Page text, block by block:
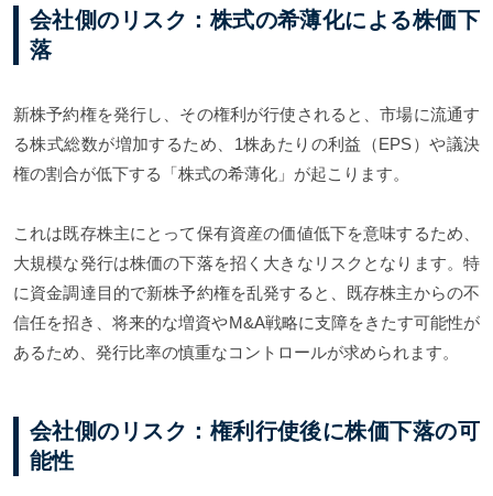
会社側のリスク：株式の希薄化による株価下
落
新株予約権を発行し、その権利が行使されると、市場に流通す
る株式総数が増加するため、1株あたりの利益（EPS）や議決
権の割合が低下する「株式の希薄化」が起こります。
これは既存株主にとって保有資産の価値低下を意味するため、
大規模な発行は株価の下落を招く大きなリスクとなります。特
に資金調達目的で新株予約権を乱発すると、既存株主からの不
信任を招き、将来的な増資やM&A戦略に支障をきたす可能性が
あるため、発行比率の慎重なコントロールが求められます。
会社側のリスク：権利行使後に株価下落の可
能性